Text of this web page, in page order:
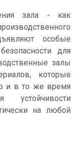
зала - как
особые
для
залы
которые
и в то же время
на любой